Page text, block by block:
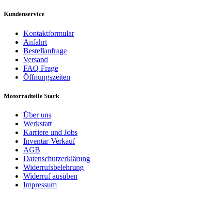
Kundenservice
Kontaktformular
Anfahrt
Bestellanfrage
Versand
FAQ Frage
Öffnungszeiten
Motorradteile Stark
Über uns
Werkstatt
Karriere und Jobs
Inventar-Verkauf
AGB
Datenschutzerklärung
Widerrufsbelehrung
Widerruf ausüben
Impressum